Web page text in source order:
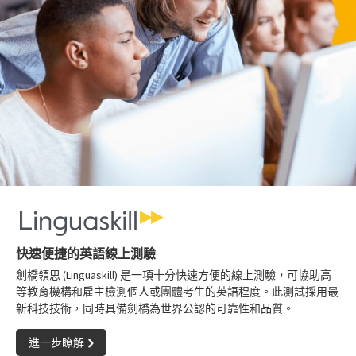
快速便捷的英語線上測驗
劍橋領思 (Linguaskill) 是一項十分快速方便的線上測驗，可協助高
等教育機構和雇主檢測個人或團體考生的英語程度。此測試採用最
新科技技術，同時具備劍橋為世界公認的可靠性和品質。
進一步瞭解